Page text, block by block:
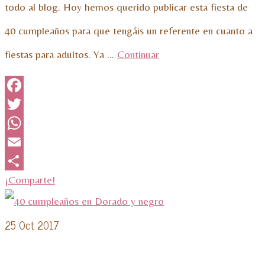
todo al blog. Hoy hemos querido publicar esta fiesta de
40 cumpleaños para que tengáis un referente en cuanto a
fiestas para adultos. Ya … Continuar
Facebook
Twitter
WhatsApp
Email
¡Comparte!
25 Oct 2017